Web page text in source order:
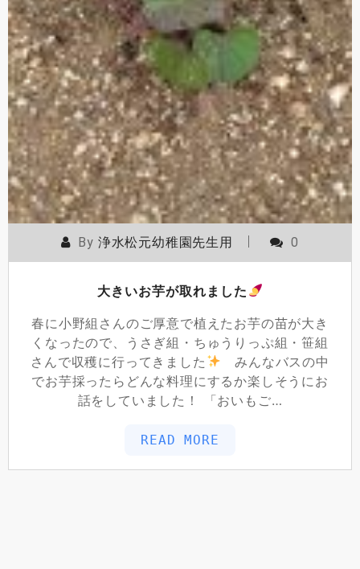
By 浄水松元幼稚園先生用 0
大きいお芋が取れました
春に小野組さんのご厚意で植えたお芋の苗が大き
くなったので、うさぎ組・ちゅうりっぷ組・笹組
さんで収穫に行ってきました
みんなバスの中
でお芋採ったらどんな料理にするか楽しそうにお
話をしていました！ 「おいもご…
READ MORE